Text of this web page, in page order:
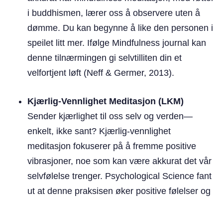
i buddhismen, lærer oss å observere uten å
dømme. Du kan begynne å like den personen i
speilet litt mer. Ifølge Mindfulness journal kan
denne tilnærmingen gi selvtilliten din et
velfortjent løft (Neff & Germer, 2013).
Kjærlig-Vennlighet Meditasjon (LKM)
Sender kjærlighet til oss selv og verden—
enkelt, ikke sant? Kjærlig-vennlighet
meditasjon fokuserer på å fremme positive
vibrasjoner, noe som kan være akkurat det vår
selvfølelse trenger. Psychological Science fant
ut at denne praksisen øker positive følelser og